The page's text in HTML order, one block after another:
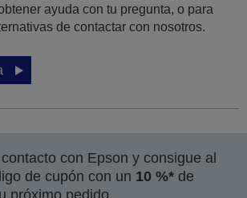
ayuda con tu pregunta, o para
de contactar con nosotros.
con Epson y consigue al
de cupón con un 10 %* de